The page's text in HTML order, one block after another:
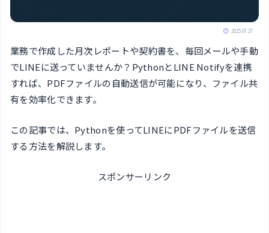
2025.07.27
業務で作成した月次レポートや契約書を、毎回メールや手動
でLINEに送っていませんか？PythonとLINE Notifyを連携
すれば、PDFファイルの自動送信が可能になり、ファイル共
有を効率化できます。
この記事では、Pythonを使ってLINEにPDFファイルを送信
する方法を解説します。
スポンサーリンク